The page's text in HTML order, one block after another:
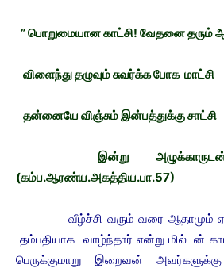
” பொறுமையான காட்சி! வேதனை தரும்
விளைந்து தழுவும் சுவர்க்க போக மாட்சி
தன்னையே விஞ்சும் இன்பத்துக்கு சாட்சி
இன்று அழுக்காருடன்
(கம்ப.ஆரண்ய.அகத்திய.பா.57)
வீழ்ச்சி வரும் வரை ஆதாமும்
தம்பதியாக வாழ்ந்தார் என்று மில்டன்
பெருக்குமாறு இறைவன்